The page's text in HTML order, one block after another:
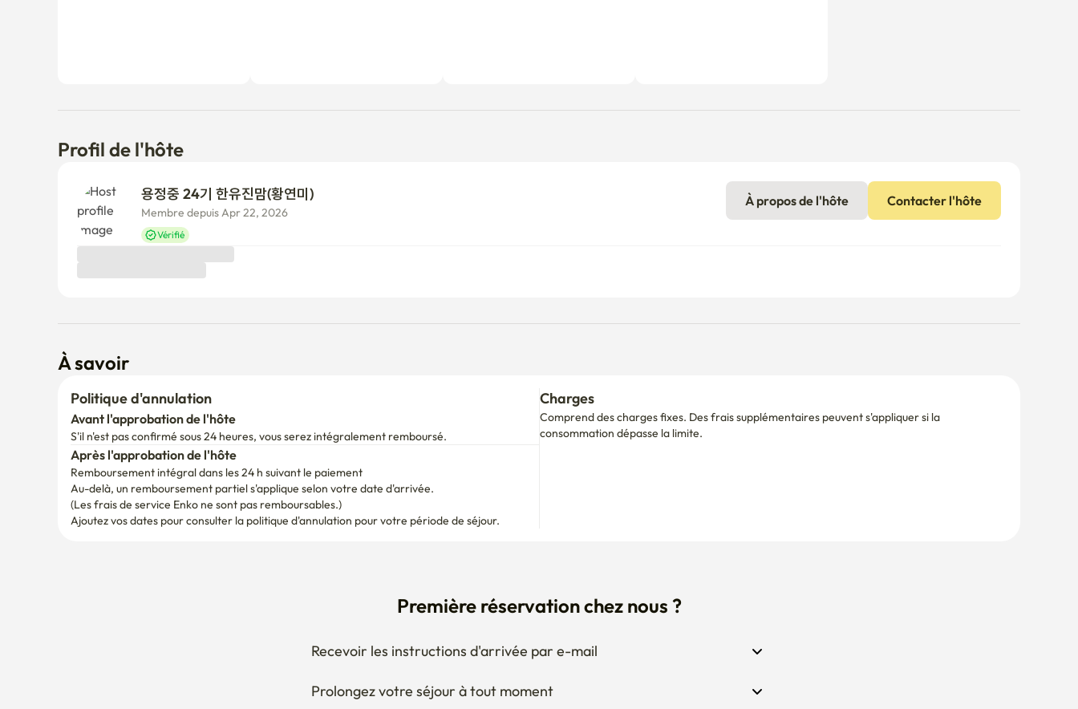
Profil de l'hôte
Membre depuis Apr 22, 2026
Vérifié
À propos de l'hôte Contacter l'hôte
À savoir
Politique d'annulation
Avant l'approbation de l'hôte
S'il n'est pas confirmé sous 24 heures, vous serez intégralement remboursé.
Après l'approbation de l'hôte
Remboursement intégral dans les 24 h suivant le paiement
Au-delà, un remboursement partiel s'applique selon votre date d'arrivée.
(Les frais de service Enko ne sont pas remboursables.)
Ajoutez vos dates pour consulter la politique d'annulation pour votre période de séjour.
Charges
Comprend des charges fixes. Des frais supplémentaires peuvent s'appliquer si la
consommation dépasse la limite.
Première réservation chez nous ?
Recevoir les instructions d'arrivée par e-mail
Prolongez votre séjour à tout moment